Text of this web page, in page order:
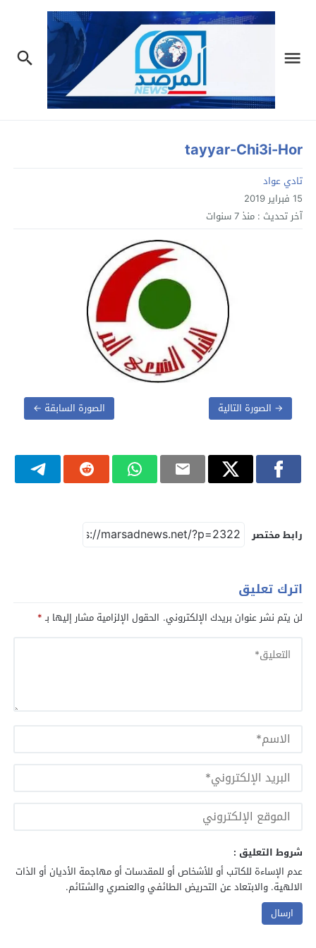
tayyar-Chi3i-Hor
تادي عواد
15 فبراير 2019
آخر تحديث : منذ 7 سنوات
الصورة السابقة ← → الصورة التالية
رابط مختصر
اترك تعليق
لن يتم نشر عنوان بريدك الإلكتروني. الحقول الإلزامية مشار إليها بـ*
شروط التعليق :
عدم الإساءة للكاتب أو للأشخاص أو للمقدسات أو مهاجمة الأديان أو الذات
الالهية. والابتعاد عن التحريض الطائفي والعنصري والشتائم.